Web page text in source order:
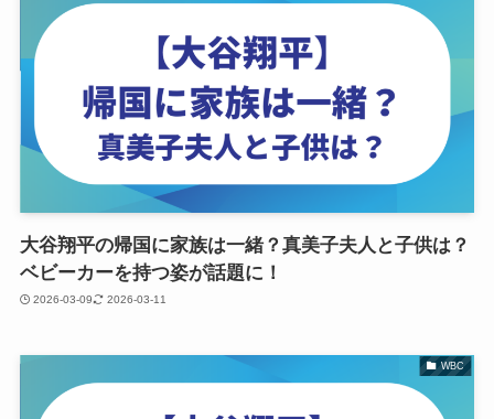
大谷翔平の帰国に家族は一緒？真美子夫人と子供は？
ベビーカーを持つ姿が話題に！
2026-03-09 2026-03-11
WBC